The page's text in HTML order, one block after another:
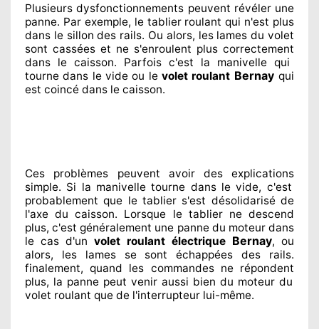
Plusieurs dysfonctionnements peuvent révélerune
panne. Par exemple, le tablier roulant qui n'est plus
dans le sillon des rails. Ou alors, les lames du volet
sont cassées et ne s'enroulent plus correctement
dans le caisson. Parfois c'est la manivelle qui
tourne dans le vide ou le volet roulant Bernay qui
est coincé dans le caisson.
Ces problèmes
peuvent avoir des explications
simple. Si la manivelle tourne dans le vide, c'est
probablement que le tablier s'est désolidariséde
l'axe du caisson. Lorsque le tablier ne descend
plus, c'est généralement une panne du moteur dans
le cas d'un volet roulant électrique Bernay, ou
alors, les lames se sont échappées des rails.
finalement, quand les commandes ne répondent
plus, la panne peut venir aussi bien du moteur du
volet roulant que de l'interrupteur lui-même.